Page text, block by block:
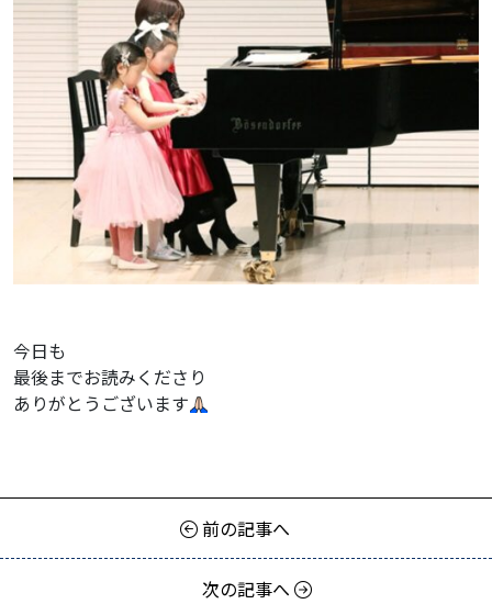
今日も
最後までお読みくださり
ありがとうございます
前の記事へ
次の記事へ